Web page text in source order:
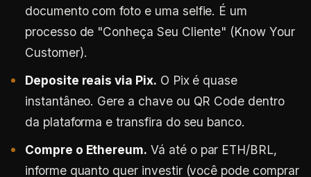
documento com foto e uma selfie. É um
processo de "Conheça Seu Cliente" (Know Your
Customer).
Deposite reais via Pix. O Pix é quase
instantâneo. Gere a chave ou QR Code dentro
da plataforma e transfira do seu banco.
Compre o Ethereum. Vá até o par ETH/BRL,
informe quanto quer investir (você pode comprar